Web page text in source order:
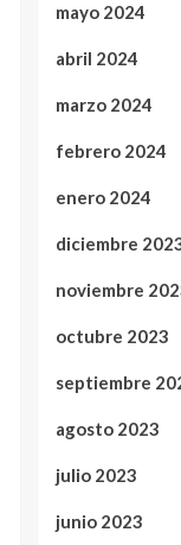
mayo 2024
abril 2024
marzo 2024
febrero 2024
enero 2024
diciembre
noviembre
octubre 2023
septiembre
agosto 2023
julio 2023
junio 2023